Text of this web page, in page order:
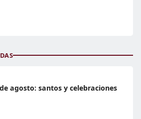
agosto: santos y celebraciones